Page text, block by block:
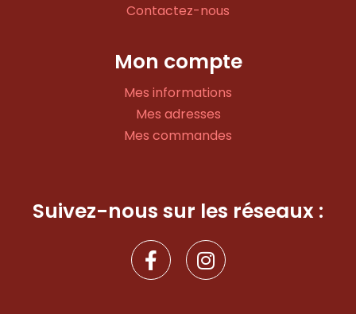
Contactez-nous
Mon compte
Mes informations
Mes adresses
Mes commandes
Suivez-nous sur les réseaux :
F
a
c
I
n
s